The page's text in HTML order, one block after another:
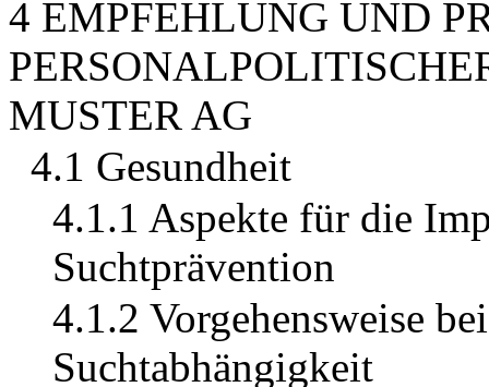
4 EMPFEHLUNG UND
MUSTER AG
4.1 Gesundheit
4.1.1 Aspekte für die
Suchtprävention
4.1.2 Vorgehensweise
Suchtabhängigkeit